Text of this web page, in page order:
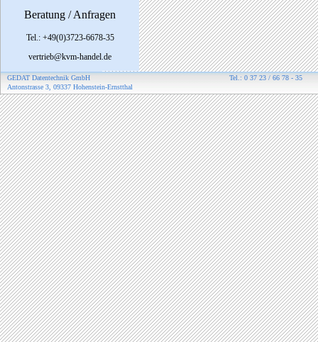
Beratung / Anfragen
Tel.: +49(0)3723-6678-35
vertrieb@kvm-handel.de
GEDAT Datentechnik GmbH
Tel.: 0 37 23 / 66 78 - 35
Antonstrasse 3, 09337 Hohenstein-Ernstthal